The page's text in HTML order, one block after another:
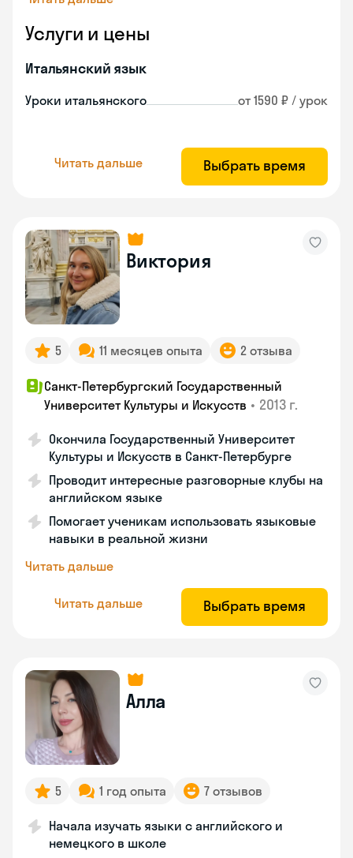
Услуги и цены
Итальянский язык
Уроки итальянского от 1590 ₽ / урок
Читать дальше Выбрать время
Виктория
5 11 месяцев опыта 2 отзыва
Санкт-Петербургский Государственный
Университет Культуры и Искусств • 2013 г.
Окончила Государственный Университет
Культуры и Искусств в Санкт-Петербурге
Проводит интересные разговорные клубы на
английском языке
Помогает ученикам использовать языковые
навыки в реальной жизни
Читать дальше
Читать дальше Выбрать время
Алла
5 1 год опыта 7 отзывов
Начала изучать языки с английского и
немецкого в школе